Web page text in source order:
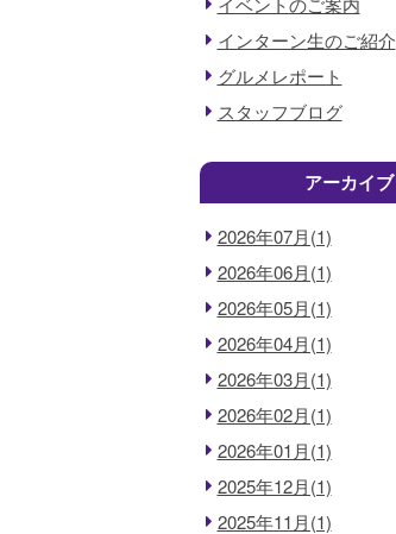
インターン生のご紹介
グルメレポート
スタッフブログ
アーカイブ
2026年07月(1)
2026年06月(1)
2026年05月(1)
2026年04月(1)
2026年03月(1)
2026年02月(1)
2026年01月(1)
2025年12月(1)
2025年11月(1)